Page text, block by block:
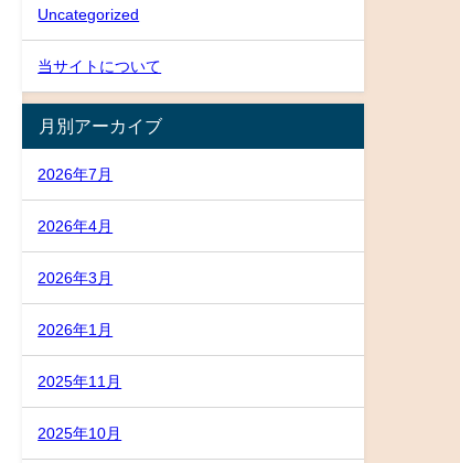
Uncategorized
当サイトについて
月別アーカイブ
2026年7月
2026年4月
2026年3月
2026年1月
2025年11月
2025年10月